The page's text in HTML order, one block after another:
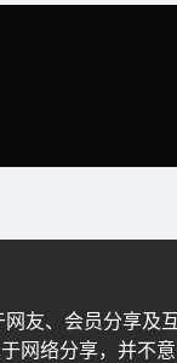
网友、会员分享及
网络分享，并不